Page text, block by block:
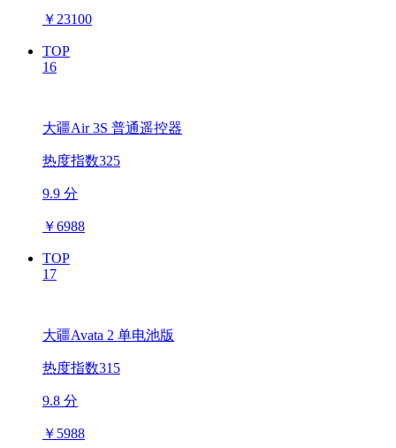
￥ 23100
TOP
16
大疆Air 3S 普通遥控器
热度指数325
9.9 分
￥6988
TOP
17
大疆Avata 2 单电池版
热度指数315
9.8 分
￥ 5988